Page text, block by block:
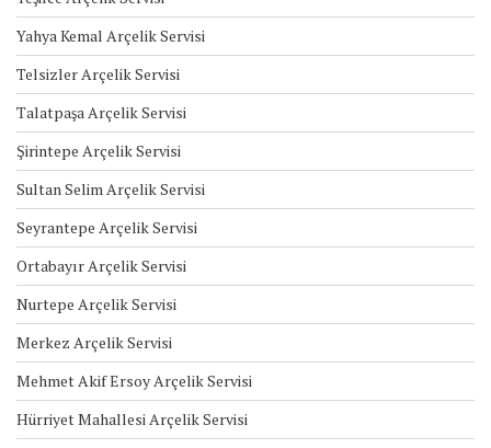
Yahya Kemal Arçelik Servisi
Telsizler Arçelik Servisi
Talatpaşa Arçelik Servisi
Şirintepe Arçelik Servisi
Sultan Selim Arçelik Servisi
Seyrantepe Arçelik Servisi
Ortabayır Arçelik Servisi
Nurtepe Arçelik Servisi
Merkez Arçelik Servisi
Mehmet Akif Ersoy Arçelik Servisi
Hürriyet Mahallesi Arçelik Servisi